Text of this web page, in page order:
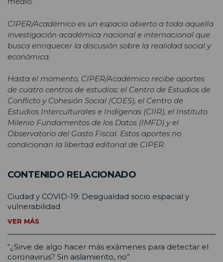
CIPER/Académico es un espacio abierto a toda aquella
investigación académica nacional e internacional que
busca enriquecer la discusión sobre la realidad social y
económica.
Hasta el momento, CIPER/Académico recibe aportes
de cuatro centros de estudios: el Centro de Estudios de
Conflicto y Cohesión Social (COES), el Centro de
Estudios Interculturales e Indígenas (CIIR), el Instituto
Milenio Fundamentos de los Datos (IMFD) y el
Observatorio del Gasto Fiscal. Estos aportes no
condicionan la libertad editorial de CIPER.
CONTENIDO RELACIONADO
Ciudad y COVID-19: Desigualdad socio espacial y
vulnerabilidad
VER MÁS
“¿Sirve de algo hacer más exámenes para detectar el
coronavirus? Sin aislamiento, no”